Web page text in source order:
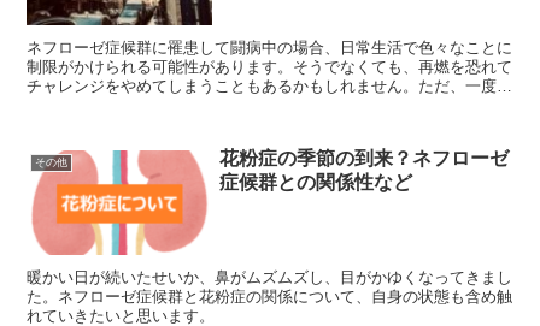
ネフローゼ症候群に罹患して闘病中の場合、日常生活で色々なことに
制限がかけられる可能性があります。そうでなくても、再燃を恐れて
チャレンジをやめてしまうこともあるかもしれません。ただ、一度き
その他
花粉症の季節の到来？ネフローゼ
症候群との関係性など
暖かい日が続いたせいか、鼻がムズムズし、目がかゆくなってきまし
た。ネフローゼ症候群と花粉症の関係について、自身の状態も含め触
れていきたいと思います。